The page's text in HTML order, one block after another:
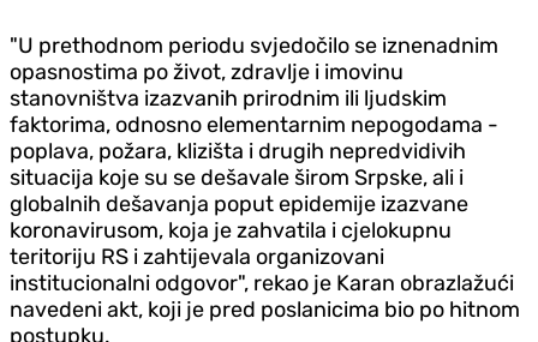
"U prethodnom periodu svjedočilo se iznenadnim
opasnostima po život, zdravlje i imovinu
stanovništva izazvanih prirodnim ili ljudskim
faktorima, odnosno elementarnim nepogodama -
poplava, požara, klizišta i drugih nepredvidivih
situacija koje su se dešavale širom Srpske, ali i
globalnih dešavanja poput epidemije izazvane
koronavirusom, koja je zahvatila i cjelokupnu
teritoriju RS i zahtijevala organizovani
institucionalni odgovor", rekao je Karan obrazlažući
navedeni akt, koji je pred poslanicima bio po hitnom
postupku.